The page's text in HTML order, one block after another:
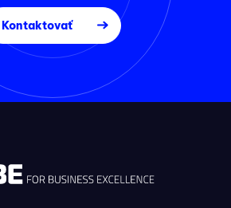
Kontaktovať